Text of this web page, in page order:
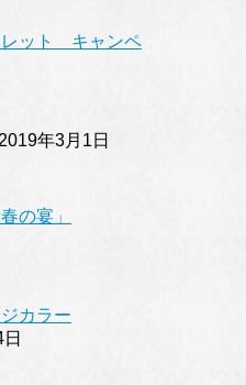
ット キャンペ
2019年3月1日
の宴」
カラー